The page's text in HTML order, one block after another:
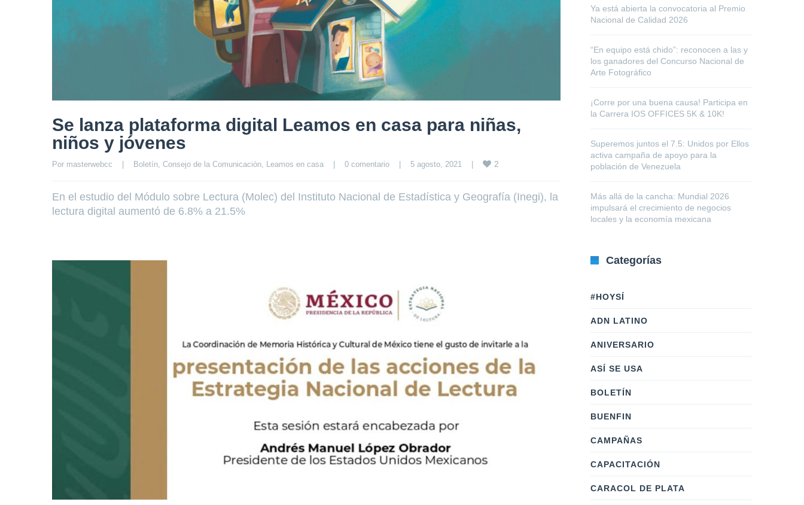
Se lanza plataforma digital Leamos en casa para niñas,
niños y jóvenes
Por masterwebcc Boletín, Consejo de la Comunicación, Leamos en casa 0 comentario 5 agosto, 2021 2
En el estudio del Módulo sobre Lectura (Molec) del Instituto Nacional de Estadística y Geografía (Inegi), la
lectura digital aumentó de 6.8% a 21.5%
Ya está abierta la convocatoria al Premio
Nacional de Calidad 2026
“En equipo está chido”: reconocen a las y
los ganadores del Concurso Nacional de
Arte Fotográfico
¡Corre por una buena causa! Participa en
la Carrera IOS OFFICES 5K & 10K!
Superemos juntos el 7.5: Unidos por Ellos
activa campaña de apoyo para la
población de Venezuela
Más allá de la cancha: Mundial 2026
impulsará el crecimiento de negocios
locales y la economía mexicana
Categorías
#HOYSÍ
ADN LATINO
ANIVERSARIO
ASÍ SE USA
BOLETÍN
BUENFIN
CAMPAÑAS
CAPACITACIÓN
CARACOL DE PLATA